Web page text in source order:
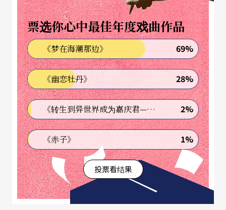
Q：在这次台北行中，您将与小提琴家卡瓦科斯（L
eonidas Kavakos）一同合作孟德尔颂的小提琴协奏
曲。请问您对卡瓦科斯有何评价？
：我认识卡瓦科斯相当久了。我第一次与他合作大
概是廿、卅年前，还记得是在蒙特利尔，曲目正好
就是孟德尔颂的小提琴协奏曲（编按：此次访台演
出曲目）。我们是很好的朋友，我也相当欣赏他的
琴艺。
孟德尔颂可以说是我在莱比锡布商大厦职位的前
辈，所以指挥他的作品非常具有意义。尤其他创作
票选你心中最佳年度戏曲作品
《梦在海潮那边》 69%
《幽恋牡丹》 28%
《转生到异世界成为嘉庆君—发现我的祖先是诈骗集团!?》 2%
《赤子》 1%
投票看结果